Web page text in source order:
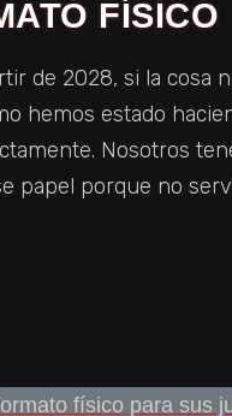
FÍSICO
de 2028, si la cosa
hemos estado
Nosotros
papel porque no